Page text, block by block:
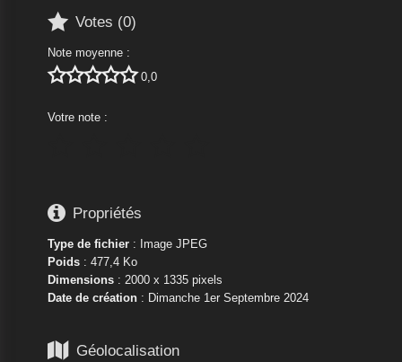
 Votes (0)
Note moyenne :
 0,0
Votre note :
 Propriétés
Type de fichier: Image JPEG
Poids: 477,4 Ko
Dimensions: 2000 x 1335 pixels
Date de création: Dimanche 1er Septembre 2024
 Géolocalisation